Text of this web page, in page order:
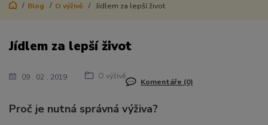
Blog O výživě Jídlem za lepší život
09 02 2019 O výživě
Komentáře (0)
Jídlem za lepší život
Proč je nutná správná výživa?